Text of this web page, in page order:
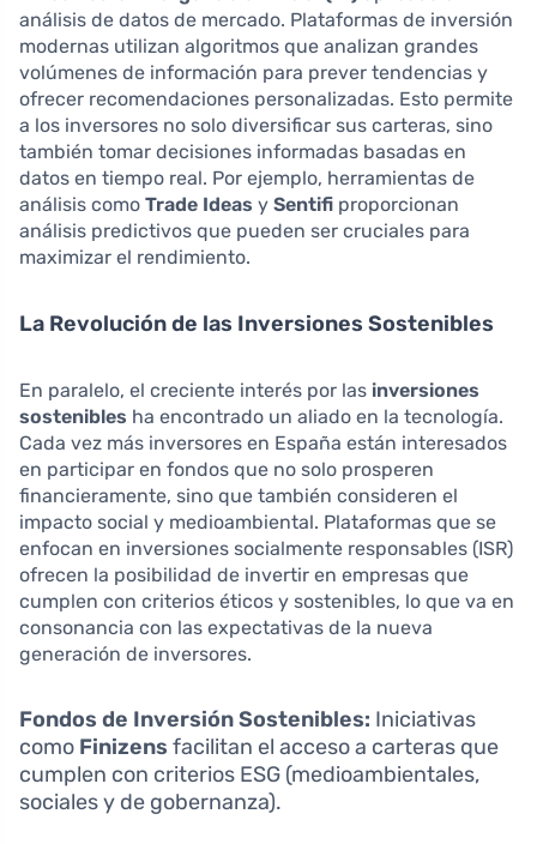
análisis de datos de mercado. Plataformas de inversión
modernas utilizan algoritmos que analizan grandes
volúmenes de información para prever tendencias y
ofrecer recomendaciones personalizadas. Esto permite
a los inversores no solo diversificar sus carteras, sino
también tomar decisiones informadas basadas en
datos en tiempo real. Por ejemplo, herramientas de
análisis como Trade Ideas y Sentifi proporcionan
análisis predictivos que pueden ser cruciales para
maximizar el rendimiento.
La Revolución de las Inversiones Sostenibles
En paralelo, el creciente interés por las inversiones
sostenibles ha encontrado un aliado en la tecnología.
Cada vez más inversores en España están interesados
en participar en fondos que no solo prosperen
financieramente, sino que también consideren el
impacto social y medioambiental. Plataformas que se
enfocan en inversiones socialmente responsables (ISR)
ofrecen la posibilidad de invertir en empresas que
cumplen con criterios éticos y sostenibles, lo que va en
consonancia con las expectativas de la nueva
generación de inversores.
Fondos de Inversión Sostenibles: Iniciativas
como Finizens facilitan el acceso a carteras que
cumplen con criterios ESG (medioambientales,
sociales y de gobernanza).